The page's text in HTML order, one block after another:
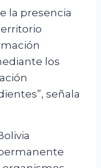
la presencia
los
señala